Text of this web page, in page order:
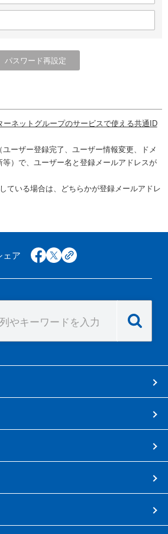
ーネットグループのサービスで使える共通ID
ーザー登録完了、ユーザー情報変更、ドメ
）で、ユーザー名と登録メールアドレスが
ている場合は、どちらかが登録メールアドレ
ェア facebook
x copy